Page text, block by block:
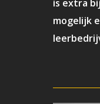
is extra
mogelijk